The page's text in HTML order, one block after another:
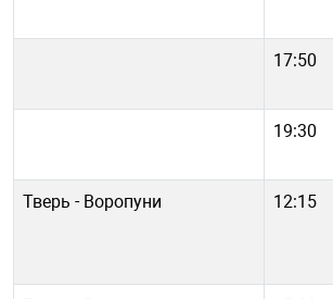
17:50
19:30
Тверь - Воропуни 12:15